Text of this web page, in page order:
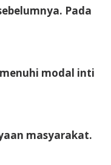
Pada
modal inti
masyarakat.